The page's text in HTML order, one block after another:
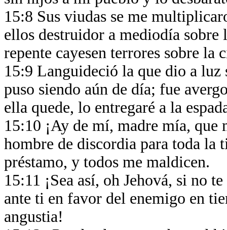
15:8 Sus viudas se me
ellos destruidor a mediodía
repente cayesen terrores sobre la
15:9 Languideció la que dio a luz
puso siendo aún de día; fue
ella quede, lo entregaré a la
15:10 ¡Ay de mí, madre mía, que
hombre de discordia para toda la
préstamo, y todos me maldicen.
15:11 ¡Sea así, oh Jehová, si no
ante ti en favor del enemigo en
angustia!